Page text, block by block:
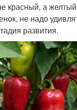
красный, а
не надо
развития.